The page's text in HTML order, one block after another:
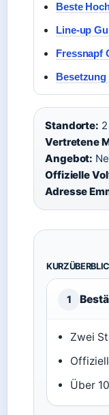
Beste
Line-up
Fressnapf
Standorte:
Vertretene
Angebot:
Offizielle
Adresse
1
Zwei
Über